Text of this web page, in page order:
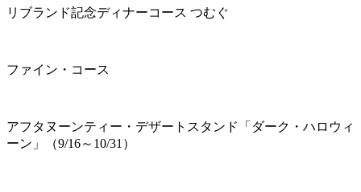
リブランド記念ディナーコース つむぐ
ファイン・コース
アフタヌーンティー・デザートスタンド「ダーク・ハロウィ
ーン」（9/16～10/31）